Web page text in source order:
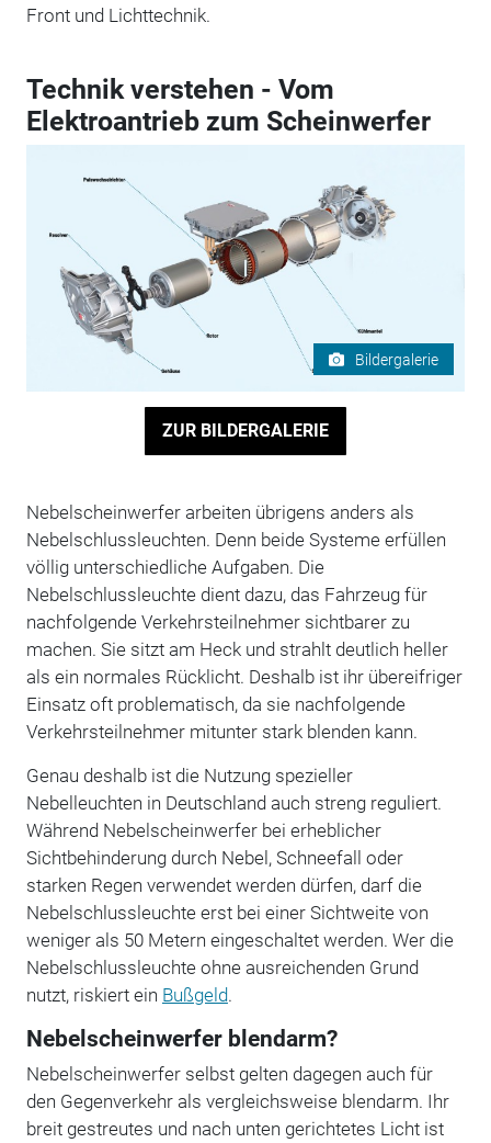
Front und Lichttechnik.
Technik verstehen - Vom
Elektroantrieb zum Scheinwerfer
Bildergalerie
ZUR BILDERGALERIE
Nebelscheinwerfer arbeiten übrigens anders als
Nebelschlussleuchten. Denn beide Systeme erfüllen
völlig unterschiedliche Aufgaben. Die
Nebelschlussleuchte dient dazu, das Fahrzeug für
nachfolgende Verkehrsteilnehmer sichtbarer zu
machen. Sie sitzt am Heck und strahlt deutlich heller
als ein normales Rücklicht. Deshalb ist ihr übereifriger
Einsatz oft problematisch, da sie nachfolgende
Verkehrsteilnehmer mitunter stark blenden kann.
Genau deshalb ist die Nutzung spezieller
Nebelleuchten in Deutschland auch streng reguliert.
Während Nebelscheinwerfer bei erheblicher
Sichtbehinderung durch Nebel, Schneefall oder
starken Regen verwendet werden dürfen, darf die
Nebelschlussleuchte erst bei einer Sichtweite von
weniger als 50 Metern eingeschaltet werden. Wer die
Nebelschlussleuchte ohne ausreichenden Grund
nutzt, riskiert ein Bußgeld.
Nebelscheinwerfer blendarm?
Nebelscheinwerfer selbst gelten dagegen auch für
den Gegenverkehr als vergleichsweise blendarm. Ihr
breit gestreutes und nach unten gerichtetes Licht ist